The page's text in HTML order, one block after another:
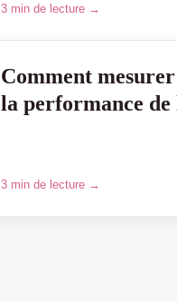
3 min de lecture →
Comment
la performance
3 min de lecture →